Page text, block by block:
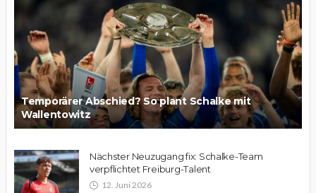
Temporärer Abschied? So plant Schalke mit
Wallentowitz
Nächster Neuzugang fix: Schalke-Team
verpflichtet Freiburg-Talent
12. Juni 2026